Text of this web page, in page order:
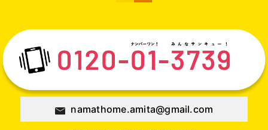
namathome.amita@gmail.com